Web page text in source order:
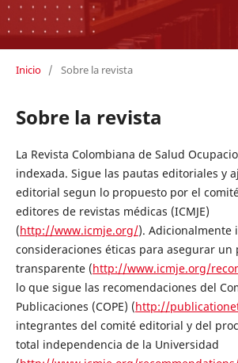
Inicio / Sobre la revista
Sobre la revista
La Revista Colombiana de Salud
indexada. Sigue las pautas editoriales y
editorial segun lo propuesto por el
editores de revistas médicas (ICMJE)
(http://www.icmje.org/). Adicionalmente
consideraciones éticas para asegurar un
transparente (http://www.icmje.org/
lo que sigue las recomendaciones del
Publicaciones (COPE) (http://
integrantes del comité editorial y del
total independencia de la Universidad